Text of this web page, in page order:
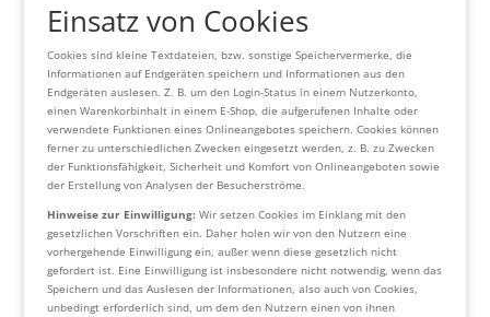
Einsatz von Cookies
Cookies sind kleine Textdateien, bzw. sonstige Speichervermerke, die
Informationen auf Endgeräten speichern und Informationen aus den
Endgeräten auslesen. Z. B. um den Login-Status in einem Nutzerkonto,
einen Warenkorbinhalt in einem E-Shop, die aufgerufenen Inhalte oder
verwendete Funktionen eines Onlineangebotes speichern. Cookies können
ferner zu unterschiedlichen Zwecken eingesetzt werden, z. B. zu Zwecken
der Funktionsfähigkeit, Sicherheit und Komfort von Onlineangeboten sowie
der Erstellung von Analysen der Besucherströme.
Hinweise zur Einwilligung: Wir setzen Cookies im Einklang mit den
gesetzlichen Vorschriften ein. Daher holen wir von den Nutzern eine
vorhergehende Einwilligung ein, außer wenn diese gesetzlich nicht
gefordert ist. Eine Einwilligung ist insbesondere nicht notwendig, wenn das
Speichern und das Auslesen der Informationen, also auch von Cookies,
unbedingt erforderlich sind, um dem den Nutzern einen von ihnen